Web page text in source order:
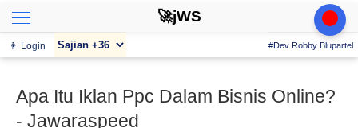
🚀jWS
👨 Login #Dev Robby Blupartel
Apa Itu Iklan Ppc Dalam Bisnis Online?
- Jawaraspeed